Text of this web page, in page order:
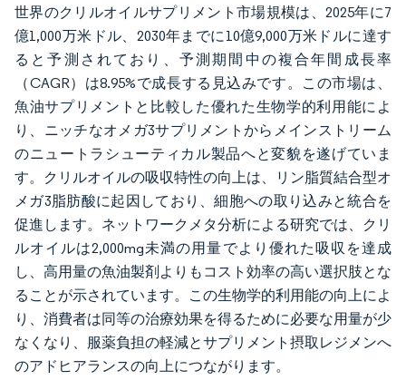
世界のクリルオイルサプリメント市場規模は、2025年に7
億1,000万米ドル、2030年までに10億9,000万米ドルに達す
ると予測されており、予測期間中の複合年間成長率
（CAGR）は8.95%で成長する見込みです。この市場は、
魚油サプリメントと比較した優れた生物学的利用能によ
り、ニッチなオメガ3サプリメントからメインストリーム
のニュートラシューティカル製品へと変貌を遂げていま
す。クリルオイルの吸収特性の向上は、リン脂質結合型オ
メガ3脂肪酸に起因しており、細胞への取り込みと統合を
促進します。ネットワークメタ分析による研究では、クリ
ルオイルは2,000mg未満の用量でより優れた吸収を達成
し、高用量の魚油製剤よりもコスト効率の高い選択肢とな
ることが示されています。この生物学的利用能の向上によ
り、消費者は同等の治療効果を得るために必要な用量が少
なくなり、服薬負担の軽減とサプリメント摂取レジメンへ
のアドヒアランスの向上につながります。